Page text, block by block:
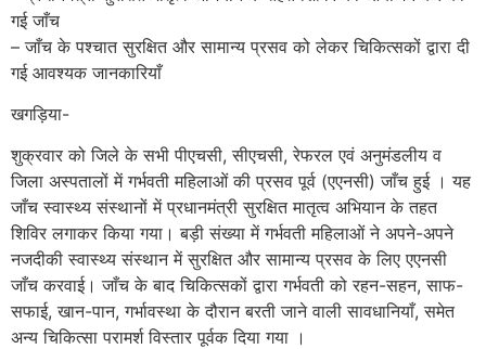
गई जाँच
– जाँच के पश्चात सुरक्षित और सामान्य प्रसव को लेकर चिकित्सकों द्वारा दी
गई आवश्यक जानकारियाँ
खगड़िया-
शुक्रवार को जिले के सभी पीएचसी, सीएचसी, रेफरल एवं अनुमंडलीय व
जिला अस्पतालों में गर्भवती महिलाओं की प्रसव पूर्व (एएनसी) जाँच हुई । यह
जाँच स्वास्थ्य संस्थानों में प्रधानमंत्री सुरक्षित मातृत्व अभियान के तहत
शिविर लगाकर किया गया। बड़ी संख्या में गर्भवती महिलाओं ने अपने-अपने
नजदीकी स्वास्थ्य संस्थान में सुरक्षित और सामान्य प्रसव के लिए एएनसी
जाँच करवाई। जाँच के बाद चिकित्सकों द्वारा गर्भवती को रहन-सहन, साफ-
सफाई, खान-पान, गर्भावस्था के दौरान बरती जाने वाली सावधानियाँ, समेत
अन्य चिकित्सा परामर्श विस्तार पूर्वक दिया गया ।